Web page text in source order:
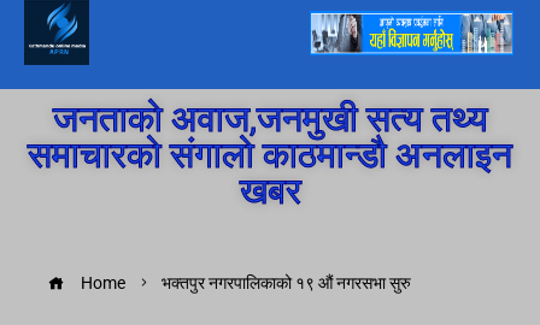
जनताको अवाज,जनमुखी सत्य तथ्य
समाचारको संगालो काठमान्डौ अनलाइन
खबर
Home भक्तपुर नगरपालिकाको १९ औं नगरसभा सुरु